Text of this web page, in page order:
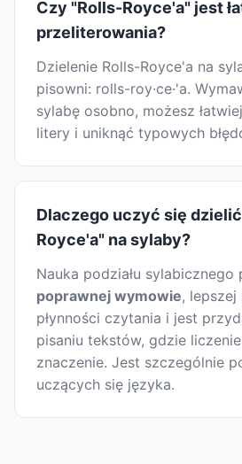
Czy "Rolls-Royce'a" jest
przeliterowania?
Dzielenie Rolls-Royce'a na
pisowni: rolls-roy·ce·'a.
sylabę osobno, możesz
litery i uniknąć typowych
Dlaczego uczyć się
Royce'a" na sylaby?
Nauka podziału sylabicznego
poprawnej wymowie, lepszej
płynności czytania i jest
pisaniu tekstów, gdzie
znaczenie. Jest szczególnie
uczących się języka.